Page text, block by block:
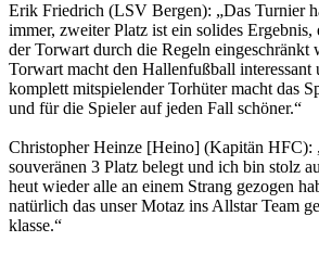
Erik Friedrich (LSV Bergen): „Das Turnier
immer, zweiter Platz ist ein solides Ergebnis,
der Torwart durch die Regeln eingeschränkt
Torwart macht den Hallenfußball interessant
komplett mitspielender Torhüter macht das
und für die Spieler auf jeden Fall schöner.“
Christopher Heinze [Heino] (Kapitän HFC):
souveränen 3 Platz belegt und ich bin stolz
heut wieder alle an einem Strang gezogen
natürlich das unser Motaz ins Allstar Team
klasse.“